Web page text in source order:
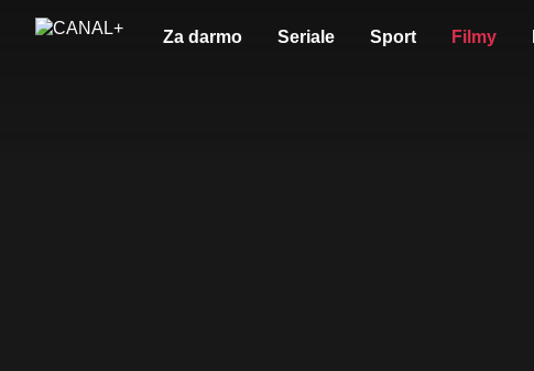
Za darmo Seriale Sport Filmy